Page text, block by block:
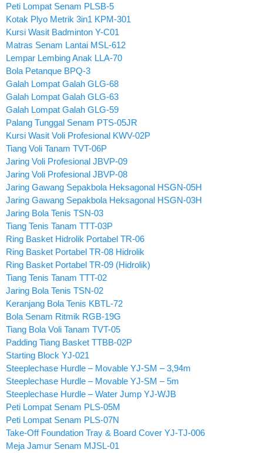
Peti Lompat Senam PLSB-5
Kotak Plyo Metrik 3in1 KPM-301
Kursi Wasit Badminton Y-C01
Matras Senam Lantai MSL-612
Lempar Lembing Anak LLA-70
Bola Petanque BPQ-3
Galah Lompat Galah GLG-68
Galah Lompat Galah GLG-63
Galah Lompat Galah GLG-59
Palang Tunggal Senam PTS-05JR
Kursi Wasit Voli Profesional KWV-02P
Tiang Voli Tanam TVT-06P
Jaring Voli Profesional JBVP-09
Jaring Voli Profesional JBVP-08
Jaring Gawang Sepakbola Heksagonal HSGN-05H
Jaring Gawang Sepakbola Heksagonal HSGN-03H
Jaring Bola Tenis TSN-03
Tiang Tenis Tanam TTT-03P
Ring Basket Hidrolik Portabel TR-06
Ring Basket Portabel TR-08 Hidrolik
Ring Basket Portabel TR-09 (Hidrolik)
Tiang Tenis Tanam TTT-02
Jaring Bola Tenis TSN-02
Keranjang Bola Tenis KBTL-72
Bola Senam Ritmik RGB-19G
Tiang Bola Voli Tanam TVT-05
Padding Tiang Basket TTBB-02P
Starting Block YJ-021
Steeplechase Hurdle – Movable YJ-SM – 3,94m
Steeplechase Hurdle – Movable YJ-SM – 5m
Steeplechase Hurdle – Water Jump YJ-WJB
Peti Lompat Senam PLS-05M
Peti Lompat Senam PLS-07N
Take-Off Foundation Tray & Board Cover YJ-TJ-006
Meja Jamur Senam MJSL-01